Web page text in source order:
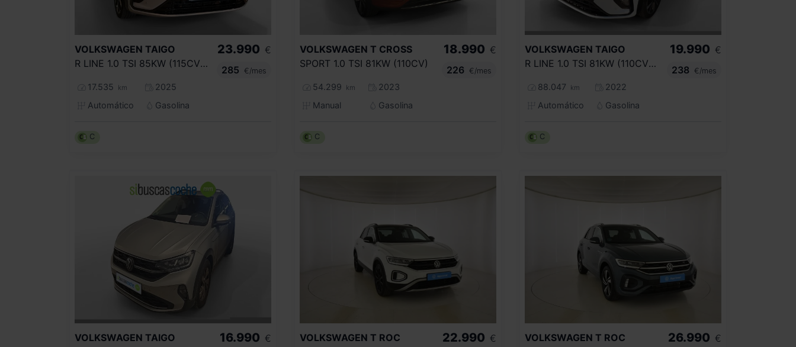
VOLKSWAGEN TAIGO
R LINE 1.0 TSI 85KW (115CV) DSG
17.535 km
2025
Automático
Gasolina
23.990 €
285
€/mes
C
VOLKSWAGEN T CROSS
SPORT 1.0 TSI 81KW (110CV)
54.299 km
2023
Manual
Gasolina
18.990 €
226
€/mes
C
VOLKSWAGEN TAIGO
R LINE 1.0 TSI 81KW (110CV) DSG
88.047 km
2022
Automático
Gasolina
19.990 €
238
€/mes
C
VOLKSWAGEN TAIGO
16.990 €
VOLKSWAGEN T ROC
22.990 €
VOLKSWAGEN T ROC
26.990 €